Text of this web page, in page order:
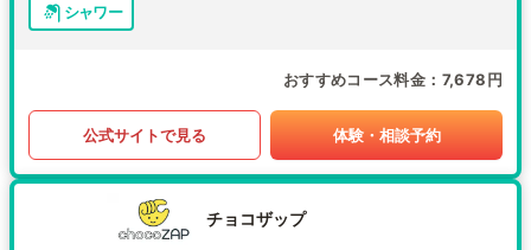
シャワー
おすすめコース料金 7,678円
公式サイトで見る 体験・相談予約
チョコザップ